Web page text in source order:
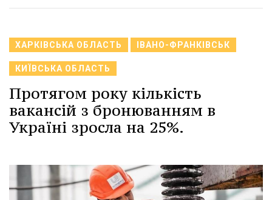
ХАРКІВСЬКА ОБЛАСТЬ ІВАНО-ФРАНКІВСЬК
КИЇВСЬКА ОБЛАСТЬ
Протягом року кількість
вакансій з бронюванням в
Україні зросла на 25%.